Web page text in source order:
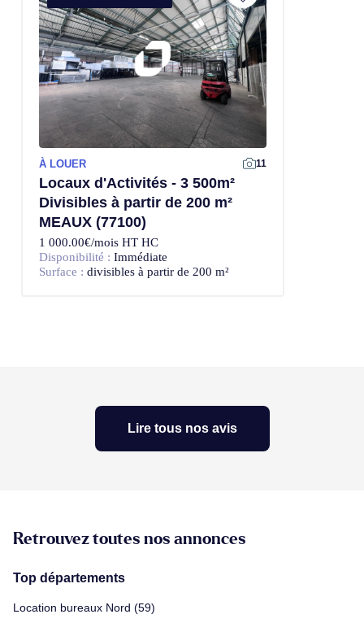
À LOUER 11
Locaux d'Activités - 3 500m²
Divisibles à partir de 200 m²
MEAUX (77100)
1 000.00€/mois HT HC
Disponibilité : Immédiate
Surface : divisibles à partir de 200 m²
Lire tous nos avis
Retrouvez toutes nos annonces
Top départements
Location bureaux Nord (59)